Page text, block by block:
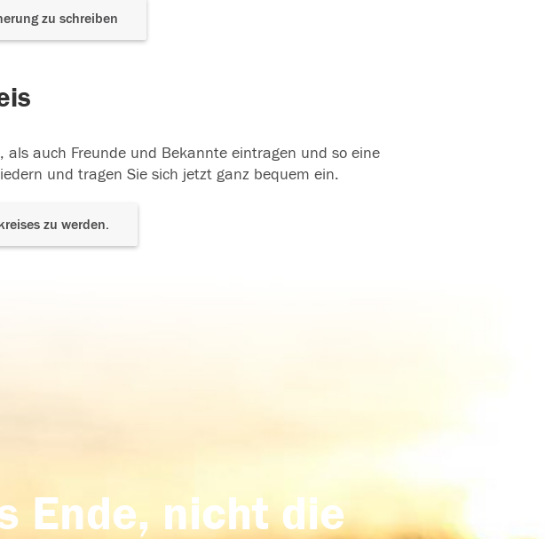
zu schreiben
auch Freunde und Bekannte eintragen und so eine
und tragen Sie sich jetzt ganz bequem ein.
zu werden.
Ende, nicht die